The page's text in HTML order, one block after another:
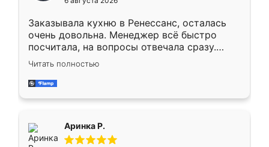
мебели буду заказывать только здесь.
Заказывала кухню в Ренессанс, осталась
очень довольна. Менеджер всё быстро
посчитала, на вопросы отвечала сразу.
Замерщик приехал в субботу, подошёл к
делу со всей ответственностью. Собрали
за день, ребята работали аккуратно, даже
Читать полностью
Аринка Р.